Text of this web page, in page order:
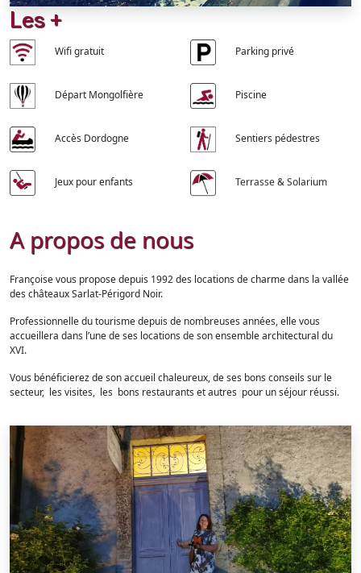
Les +
Wifi gratuit Parking privé
Départ Mongolfière Piscine
Accès Dordogne Sentiers pédestres
Jeux pour enfants Terrasse & Solarium
A propos de nous
Françoise vous propose depuis 1992 des locations de charme dans la vallée
des châteaux Sarlat-Périgord Noir.
Professionnelle du tourisme depuis de nombreuses années, elle vous
accueillera dans l’une de ses locations de son ensemble architectural du
XVI.
Vous bénéficierez de son accueil chaleureux, de ses bons conseils sur le
secteur, les visites, les bons restaurants et autres pour un séjour réussi.